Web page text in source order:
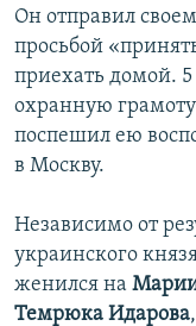
Он отправил
просьбой
приехать домой.
охранную
поспешил ею
в Москву.
Независимо от
украинского
женился на
Темрюка Идарова